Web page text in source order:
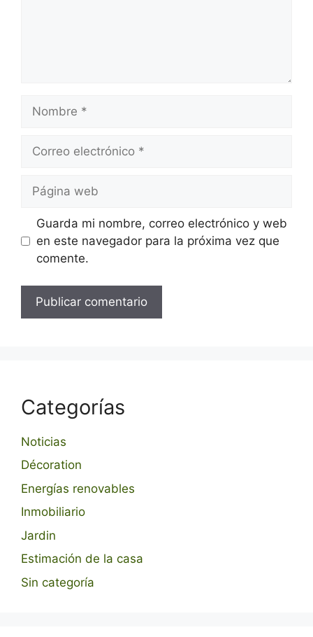
Nombre
Correo
Página
Guarda mi nombre, correo electrónico y web
en este navegador para la próxima vez que
comente.
Categorías
Noticias
Décoration
Energías renovables
Inmobiliario
Jardin
Estimación de la casa
Sin categoría